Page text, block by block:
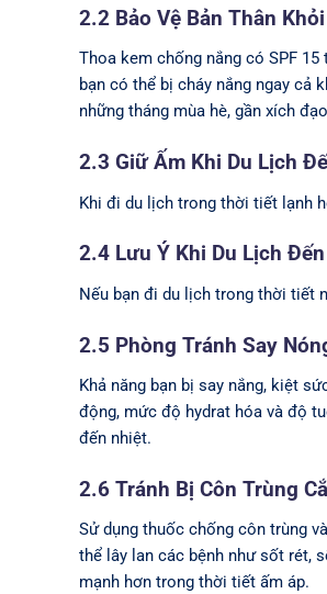
2.2 Bảo Vệ Bản Thân
Thoa kem chống nắng có SPF
bạn có thể bị cháy nắng ngay
những tháng mùa hè, gần xích
2.3 Giữ Ấm Khi Du Lịch
Khi đi du lịch trong thời tiết lạnh
2.4 Lưu Ý Khi Du Lịch
Nếu bạn đi du lịch trong thời tiết
2.5 Phòng Tránh Say
Khả năng bạn bị say nắng, kiệt
động, mức độ hydrat hóa và độ
đến nhiệt.
2.6 Tránh Bị Côn Trùng
Sử dụng thuốc chống côn trùng
thể lây lan các bệnh như sốt rét,
mạnh hơn trong thời tiết ấm áp.